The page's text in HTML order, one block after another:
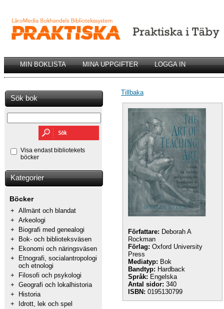
MIN BOKLISTA MINA UPPGIFTER LOGGA IN
Sök bok
Visa endast bibliotekets
böcker
Kategorier
Böcker
+ Allmänt och blandat
+ Arkeologi
+
Biografi med genealogi
+
Bok- och biblioteksväsen
+
Ekonomi och näringsväsen
+
Etnografi, socialantropologi
och etnologi
+
Filosofi och psykologi
+ Geografi och lokalhistoria
+
Historia
+
Idrott, lek och spel
Tillbaka
Författare: Deborah A
Rockman
Förlag: Oxford University
Press
Mediatyp: Bok
Bandtyp: Hardback
Språk: Engelska
Antal sidor: 340
ISBN: 0195130799